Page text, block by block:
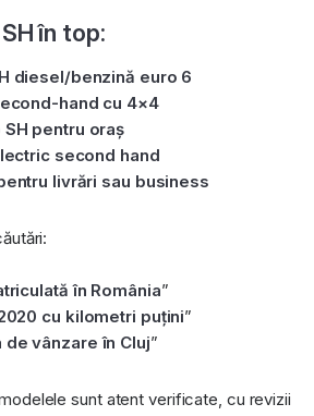
în top:
diesel/benzină euro 6
hand cu 4×4
pentru oraș
second hand
livrări sau business
în România”
cu kilometri puțini”
de vânzare în Cluj”
sunt atent verificate, cu revizii